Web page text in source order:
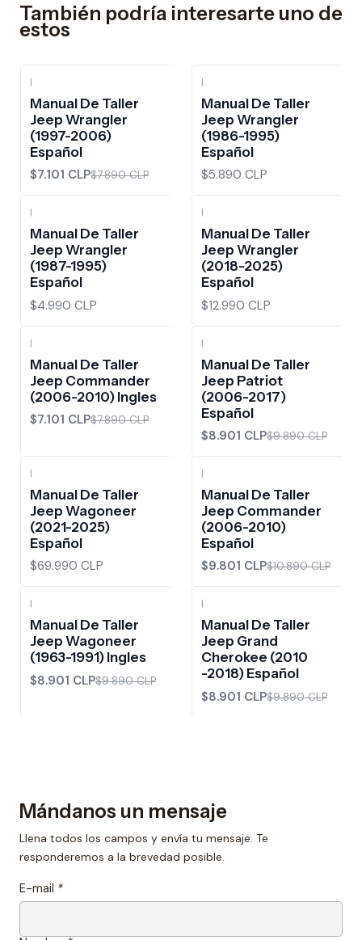
También podría interesarte uno de
estos
|
Manual De Taller
Jeep Wrangler
(1997-2006)
Español
$7.101 CLP$7.890 CLP
|
Manual De Taller
Jeep Wrangler
(1986-1995)
Español
$5.890 CLP
|
Manual De Taller
Jeep Wrangler
(1987-1995)
Español
$4.990 CLP
|
Manual De Taller
Jeep Wrangler
(2018-2025)
Español
$12.990 CLP
|
Manual De Taller
Jeep Commander
(2006-2010) Ingles
$7.101 CLP$7.890 CLP
|
Manual De Taller
Jeep Patriot
(2006-2017)
Español
$8.901 CLP$9.890 CLP
|
Manual De Taller
Jeep Wagoneer
(2021-2025)
Español
$69.990 CLP
|
Manual De Taller
Jeep Commander
(2006-2010)
Español
$9.801 CLP$10.890 CLP
|
Manual De Taller
Jeep Wagoneer
(1963-1991) Ingles
$8.901 CLP$9.890 CLP
|
Manual De Taller
Jeep Grand
Cherokee (2010
-2018) Español
$8.901 CLP$9.890 CLP
Mándanos un mensaje
Llena todos los campos y envía tu mensaje. Te
responderemos a la brevedad posible.
E-mail *